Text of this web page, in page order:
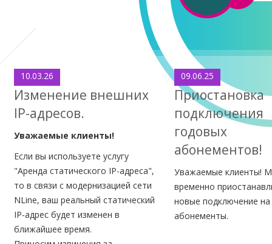
10.03.26
Изменение внешних
IP-адресов.
Уважаемые клиенты!
Если вы используете услугу
"Аренда статического IP-адреса",
то в связи с модернизацией сети
NLine, ваш реальный статический
IP-адрес будет изменен в
ближайшее время.
09.06.25
Приостановка
подключения
годовых
абонементов!
Уважаемые клиенты!
временно
новые подключение
абонементы.